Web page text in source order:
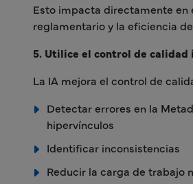
Esto impacta directamente
reglamentario y la eficiencia
5. Utilice el control de calidad
La IA mejora el control de
Detectar errores en la
hipervínculos
Identificar inconsistencias
Reducir la carga de trabajo